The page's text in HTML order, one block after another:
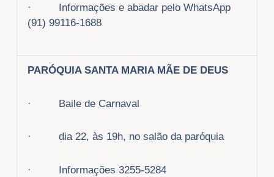
· Informações e abadar pelo WhatsApp
(91) 99116-1688
PARÓQUIA SANTA MARIA MÃE DE DEUS
· Baile de Carnaval
· dia 22, às 19h, no salão da paróquia
· Informações 3255-5284